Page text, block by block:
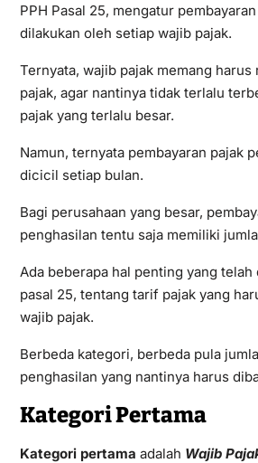
PPH Pasal 25, mengatur
dilakukan oleh setiap wajib pajak.
Ternyata, wajib pajak memang harus
pajak, agar nantinya tidak terlalu
pajak yang terlalu besar.
Namun, ternyata pembayaran pajak
dicicil setiap bulan.
Bagi perusahaan yang besar,
penghasilan tentu saja memiliki
Ada beberapa hal penting yang telah
pasal 25, tentang tarif pajak yang
wajib pajak.
Berbeda kategori, berbeda pula
penghasilan yang nantinya harus
Kategori Pertama
Kategori pertama adalah Wajib